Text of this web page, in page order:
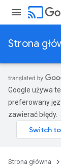
cast
Strona
Google używa
preferowany
zawierać błędy.
Strona główna